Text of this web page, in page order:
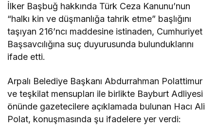
İlker Başbuğ hakkında Türk Ceza Kanunu’nun
“halkı kin ve düşmanlığa tahrik etme” başlığını
taşıyan 216’ncı maddesine istinaden, Cumhuriyet
Başsavcılığına suç duyurusunda bulunduklarını
ifade etti.
Arpalı Belediye Başkanı Abdurrahman Polattimur
ve teşkilat mensupları ile birlikte Bayburt Adliyesi
önünde gazetecilere açıklamada bulunan Hacı Ali
Polat, konuşmasında şu ifadelere yer verdi: